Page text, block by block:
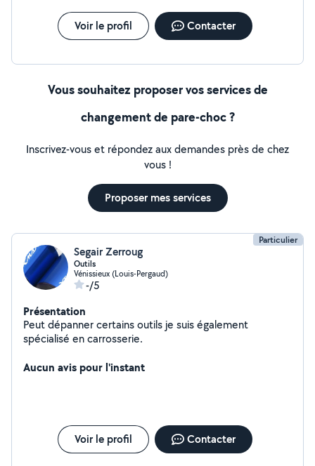
Voir le profil Contacter
Vous souhaitez proposer vos services de
changement de pare-choc ?
Inscrivez-vous et répondez aux demandes près de chez
vous !
Proposer mes services
Particulier
Segair Zerroug
Outils
Vénissieux (Louis-Pergaud)
-/5
Présentation
Peut dépanner certains outils je suis également
spécialisé en carrosserie.
Aucun avis pour l'instant
Voir le profil Contacter